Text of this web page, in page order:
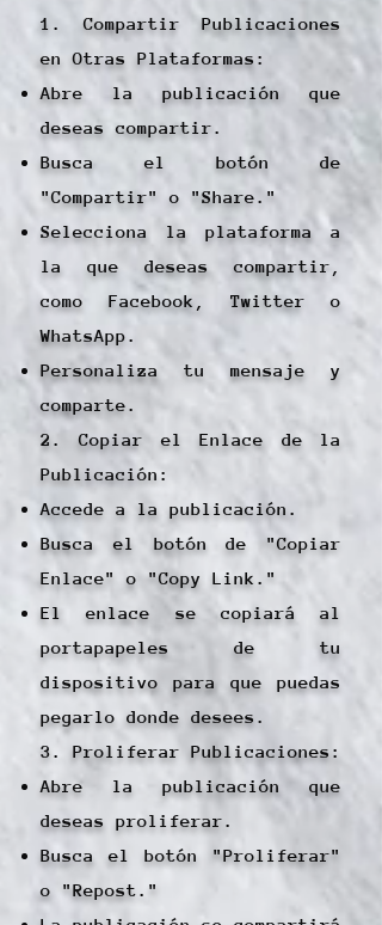
1. Compartir Publicaciones
en Otras Plataformas:
Abre la publicación que
deseas compartir.
Busca el botón de
"Compartir" o "Share."
Selecciona la plataforma a
la que deseas compartir,
como Facebook, Twitter o
WhatsApp.
Personaliza tu mensaje y
comparte.
2. Copiar el Enlace de la
Publicación:
Accede a la publicación.
Busca el botón de "Copiar
Enlace" o "Copy Link."
El enlace se copiará al
portapapeles de tu
dispositivo para que puedas
pegarlo donde desees.
3. Proliferar Publicaciones:
Abre la publicación que
deseas proliferar.
Busca el botón "Proliferar"
o "Repost."